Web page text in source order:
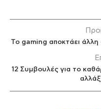
To gaming αποκτάει
12 Συμβουλές για το